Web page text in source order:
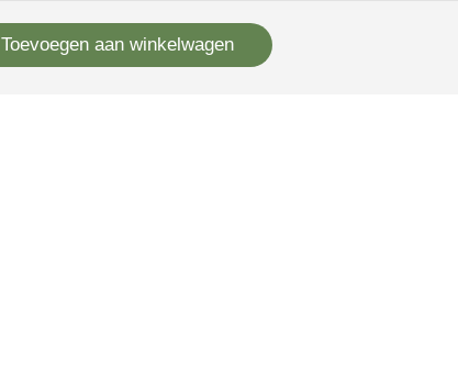
Toevoegen aan winkelwagen